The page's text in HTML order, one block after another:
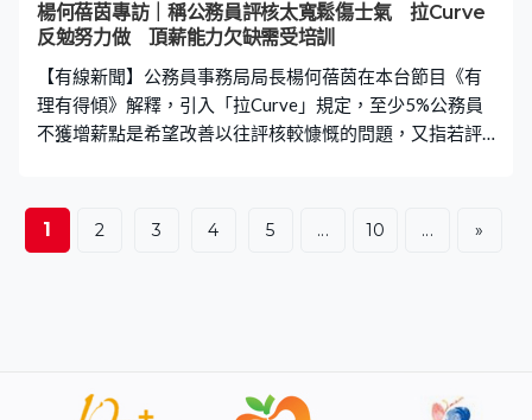
楊何蓓茵專訪｜稱公務員評核太寬鬆傷士氣 拉Curve
反勉努力做 頂薪能力欠缺需受培訓
【有線新聞】公務員事務局局長楊何蓓茵在本台節目《有
理有得傾》解釋，引入「拉Curve」規定，至少5%公務員
不獲增薪點是希望改善以往評核較慷慨的問題，又指若評
名職系參與，引入俗稱「拉Curve」的常態分布評級，至少
5%公務員不獲增薪點，兩年後檢討。 記者何宛兒：「有議
果他正正確確努力去做，這也是好事，大家都做好一點。
1 2 3 4 5 ... 10 ... »